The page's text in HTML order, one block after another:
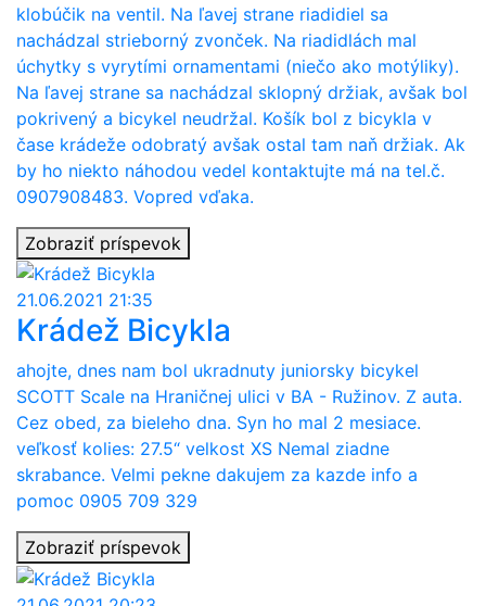
klobúčik na ventil. Na ľavej strane riadidiel sa
nachádzal strieborný zvonček. Na riadidlách mal
úchytky s vyrytími ornamentami (niečo ako motýliky).
Na ľavej strane sa nachádzal sklopný držiak, avšak bol
pokrivený a bicykel neudržal. Košík bol z bicykla v
čase krádeže odobratý avšak ostal tam naň držiak. Ak
by ho niekto náhodou vedel kontaktujte má na tel.č.
0907908483. Vopred vďaka.
Zobraziť príspevok
21.06.2021 21:35
Krádež Bicykla
ahojte, dnes nam bol ukradnuty juniorsky bicykel
SCOTT Scale na Hraničnej ulici v BA - Ružinov. Z auta.
Cez obed, za bieleho dna. Syn ho mal 2 mesiace.
veľkosť kolies: 27.5“ velkost XS Nemal ziadne
skrabance. Velmi pekne dakujem za kazde info a
pomoc 0905 709 329
Zobraziť príspevok